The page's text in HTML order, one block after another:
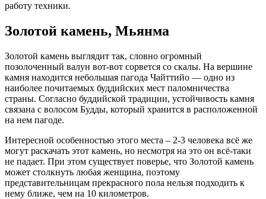
работу техники.
Золотой камень, Мьянма
Золотой камень выглядит так, словно огромный
позолоченный валун вот-вот сорвется со скалы. На вершине
камня находится небольшая пагода Чайттийо — одно из
наиболее почитаемых буддийских мест паломничества
страны. Согласно буддийской традиции, устойчивость камня
связана с волосом Будды, который хранится в расположенной
на нем пагоде.
Интересной особенностью этого места – 2-3 человека всё же
могут раскачать этот камень, но несмотря на это он всё-таки
не падает. При этом существует поверье, что Золотой камень
может столкнуть любая женщина, поэтому
представительницам прекрасного пола нельзя подходить к
нему ближе, чем на 10 километров.